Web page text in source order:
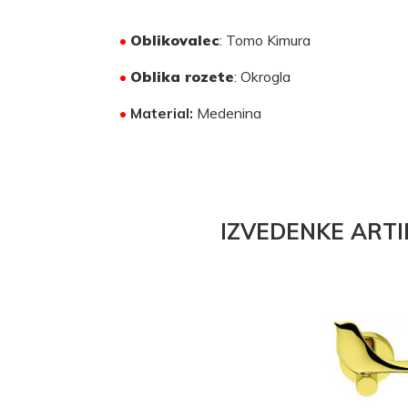
• Oblikovalec: Tomo Kimura
• Oblika rozete: Okrogla
• Material: Medenina
IZVEDENKE